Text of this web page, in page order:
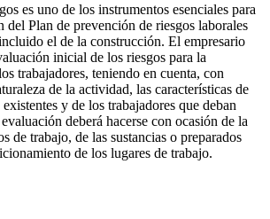
es uno de los instrumentos esenciales para
del Plan de prevención de riesgos laborales
el de la construcción. El empresario
inicial de los riesgos para la
trabajadores, teniendo en cuenta, con
de la actividad, las características de
y de los trabajadores que deban
deberá hacerse con ocasión de la
de trabajo, de las sustancias o preparados
de los lugares de trabajo.